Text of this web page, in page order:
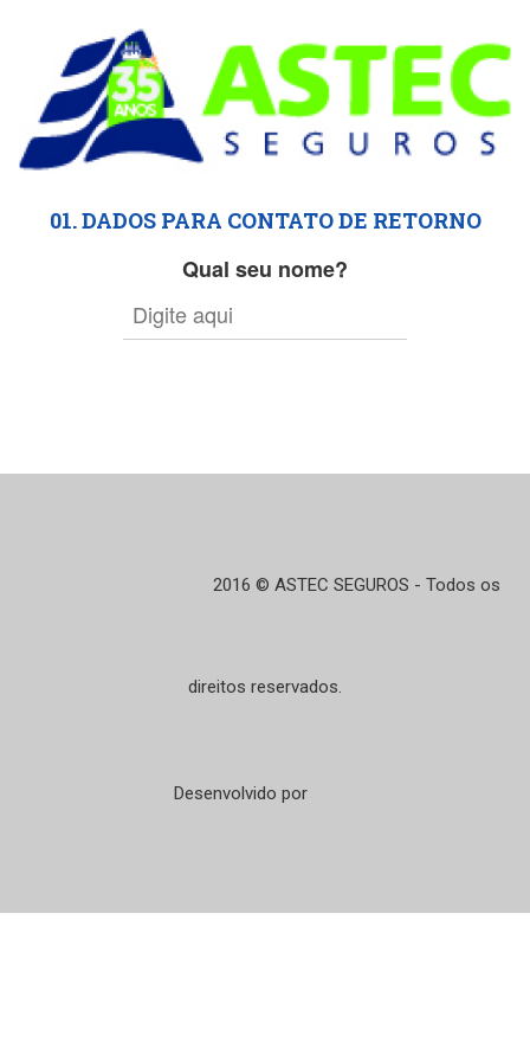
01. DADOS PARA CONTATO DE RETORNO
Qual seu nome?
2016 © ASTEC SEGUROS - Todos os
direitos reservados.
Desenvolvido por